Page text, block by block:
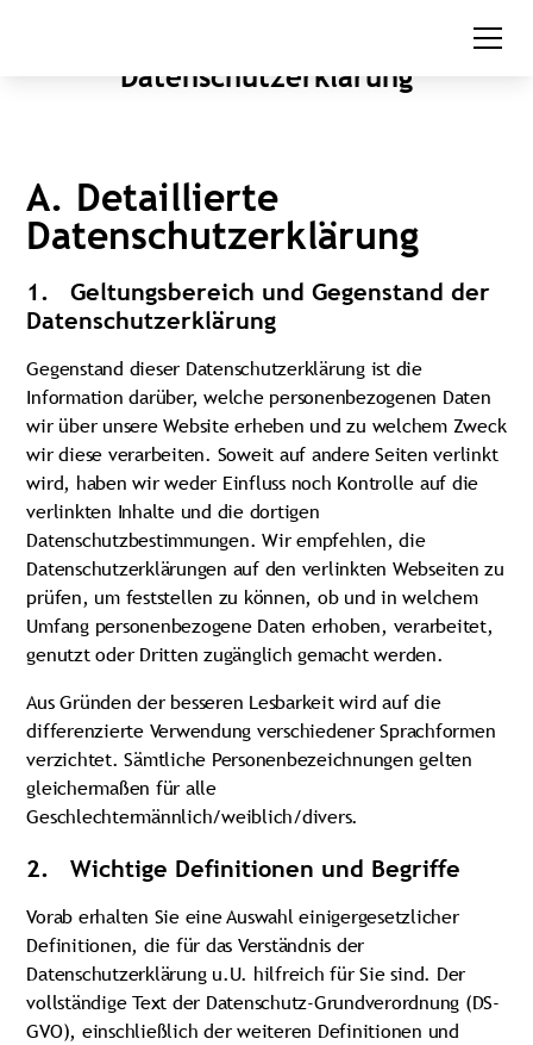
Datenschutzerklärung
A. Detaillierte
Datenschutzerklärung
1. Geltungsbereich und Gegenstand der
Datenschutzerklärung
Gegenstand dieser Datenschutzerklärung ist die
Information darüber, welche personenbezogenen Daten
wir über unsere Website erheben und zu welchem Zweck
wir diese verarbeiten. Soweit auf andere Seiten verlinkt
wird, haben wir weder Einfluss noch Kontrolle auf die
verlinkten Inhalte und die dortigen
Datenschutzbestimmungen. Wir empfehlen, die
Datenschutzerklärungen auf den verlinkten Webseiten zu
prüfen, um feststellen zu können, ob und in welchem
Umfang personenbezogene Daten erhoben, verarbeitet,
genutzt oder Dritten zugänglich gemacht werden.
Aus Gründen der besseren Lesbarkeit wird auf die
differenzierte Verwendung verschiedener Sprachformen
verzichtet. Sämtliche Personenbezeichnungen gelten
gleichermaßen für alle
Geschlechtermännlich/weiblich/divers.
2. Wichtige Definitionen und Begriffe
Vorab erhalten Sie eine Auswahl einigergesetzlicher
Definitionen, die für das Verständnis der
Datenschutzerklärung u.U. hilfreich für Sie sind. Der
vollständige Text der Datenschutz-Grundverordnung (DS-
GVO), einschließlich der weiteren Definitionen und